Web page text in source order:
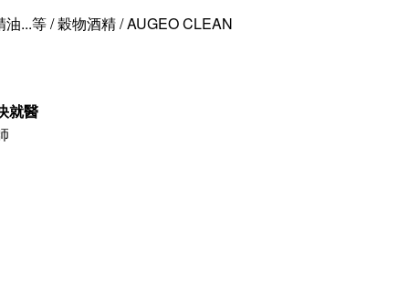
油...等/ 穀物酒精 / AUGEO CLEAN
就醫